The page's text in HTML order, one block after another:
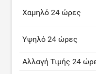
Χαμηλό 24 ώρες
Υψηλό 24 ώρες
Αλλαγή Τιμής 24